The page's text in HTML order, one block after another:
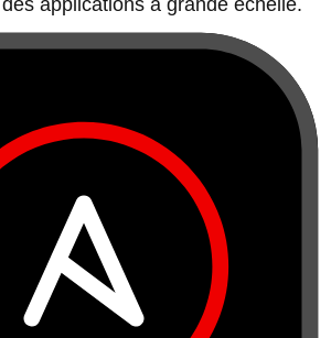
applications à grande échelle.